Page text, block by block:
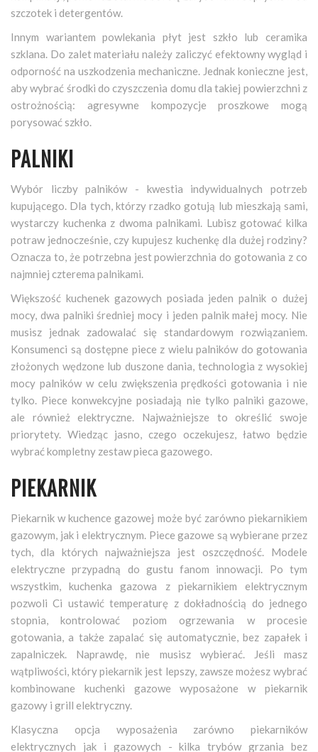
szczotek i detergentów.
Innym wariantem powlekania płyt jest szkło lub ceramika
szklana. Do zalet materiału należy zaliczyć efektowny wygląd i
odporność na uszkodzenia mechaniczne. Jednak konieczne jest,
aby wybrać środki do czyszczenia domu dla takiej powierzchni z
ostrożnością: agresywne kompozycje proszkowe mogą
porysować szkło.
PALNIKI
Wybór liczby palników - kwestia indywidualnych potrzeb
kupującego. Dla tych, którzy rzadko gotują lub mieszkają sami,
wystarczy kuchenka z dwoma palnikami. Lubisz gotować kilka
potraw jednocześnie, czy kupujesz kuchenkę dla dużej rodziny?
Oznacza to, że potrzebna jest powierzchnia do gotowania z co
najmniej czterema palnikami.
Większość kuchenek gazowych posiada jeden palnik o dużej
mocy, dwa palniki średniej mocy i jeden palnik małej mocy. Nie
musisz jednak zadowalać się standardowym rozwiązaniem.
Konsumenci są dostępne piece z wielu palników do gotowania
złożonych wędzone lub duszone dania, technologia z wysokiej
mocy palników w celu zwiększenia prędkości gotowania i nie
tylko. Piece konwekcyjne posiadają nie tylko palniki gazowe,
ale również elektryczne. Najważniejsze to określić swoje
priorytety. Wiedząc jasno, czego oczekujesz, łatwo będzie
wybrać kompletny zestaw pieca gazowego.
PIEKARNIK
Piekarnik w kuchence gazowej może być zarówno piekarnikiem
gazowym, jak i elektrycznym. Piece gazowe są wybierane przez
tych, dla których najważniejsza jest oszczędność. Modele
elektryczne przypadną do gustu fanom innowacji. Po tym
wszystkim, kuchenka gazowa z piekarnikiem elektrycznym
pozwoli Ci ustawić temperaturę z dokładnością do jednego
stopnia, kontrolować poziom ogrzewania w procesie
gotowania, a także zapalać się automatycznie, bez zapałek i
zapalniczek. Naprawdę, nie musisz wybierać. Jeśli masz
wątpliwości, który piekarnik jest lepszy, zawsze możesz wybrać
kombinowane kuchenki gazowe wyposażone w piekarnik
gazowy i grill elektryczny.
Klasyczna opcja wyposażenia zarówno piekarników
elektrycznych jak i gazowych - kilka trybów grzania bez